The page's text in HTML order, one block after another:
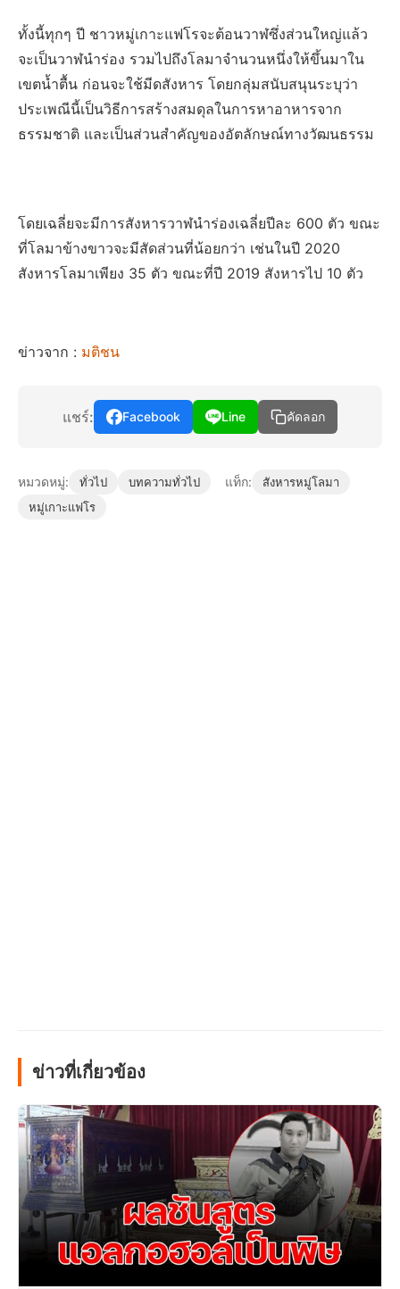
ทั้งนี้ทุกๆ ปี ชาวหมู่เกาะแฟโรจะต้อนวาฬซึ่งส่วนใหญ่แล้ว
จะเป็นวาฬนำร่อง รวมไปถึงโลมาจำนวนหนึ่งให้ขึ้นมาใน
เขตน้ำตื้น ก่อนจะใช้มีดสังหาร โดยกลุ่มสนับสนุนระบุว่า
ประเพณีนี้เป็นวิธีการสร้างสมดุลในการหาอาหารจาก
ธรรมชาติ และเป็นส่วนสำคัญของอัตลักษณ์ทางวัฒนธรรม
โดยเฉลี่ยจะมีการสังหารวาฬนำร่องเฉลี่ยปีละ 600 ตัว ขณะ
ที่โลมาข้างขาวจะมีสัดส่วนที่น้อยกว่า เช่นในปี 2020
สังหารโลมาเพียง 35 ตัว ขณะที่ปี 2019 สังหารไป 10 ตัว
ข่าวจาก : มติชน
แชร์: Facebook Line คัดลอก
หมวดหมู่: ทั่วไป บทความทั่วไป แท็ก:
สังหารหมู่โลมา
หมู่เกาะแฟโร
ข่าวที่เกี่ยวข้อง